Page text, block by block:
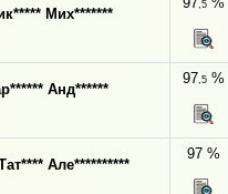
Мих*******
,5
Анд******
97,5 %
Але**********
97 %